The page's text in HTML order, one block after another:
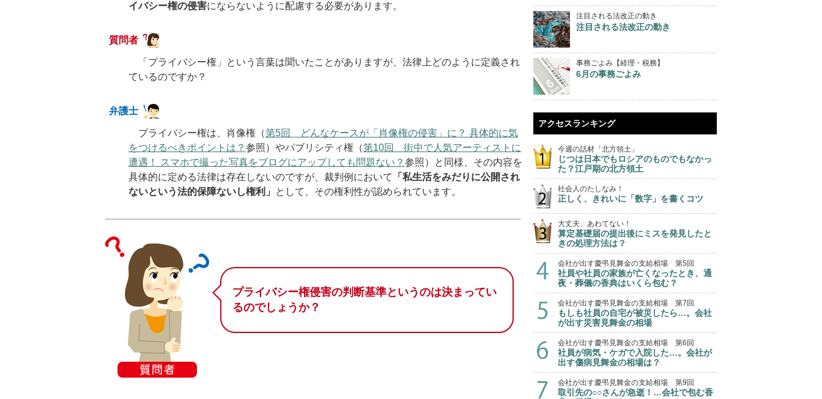
イバシー権の侵害にならないように配慮する必要があります。
質問者
「プライバシー権」という言葉は聞いたことがありますが、法律上どのように定義され
ているのですか？
弁護士
プライバシー権は、肖像権（第5回 どんなケースが「肖像権の侵害」に？ 具体的に気
をつけるべきポイントは？ 参照）やパブリシティ権（第10回 街中で人気アーティストに
遭遇！ スマホで撮った写真をブログにアップしても問題ない？ 参照）と同様、その内容を
具体的に定める法律は存在しないのですが、裁判例において
「私生活をみだりに公開され
ないという法的保障ないし権利」
として、その権利性が認められています。
プライバシー権侵害の判断基準というのは決まってい
るのでしょうか？
注目される法改正の動き
注目される法改正の動き
事務ごよみ【経理・税務】
6月の事務ごよみ
アクセスランキング
今週の話材「北方領土」
じつは日本でもロシアのものでもなかっ
た？江戸期の北方領土
社会人のたしなみ！
正しく、きれいに「数字」を書くコツ
大丈夫、あわてない！
算定基礎届の提出後にミスを発見したと
きの処理方法は？
会社が出す慶弔見舞金の支給相場 第5回
社員や社員の家族が亡くなったとき、通
夜・葬儀の香典はいくら包む？
会社が出す慶弔見舞金の支給相場 第7回
もしも社員の自宅が被災したら…。会社
が出す災害見舞金の相場
会社が出す慶弔見舞金の支給相場 第6回
社員が病気・ケガで入院した…。会社が
出す傷病見舞金の相場は？
会社が出す慶弔見舞金の支給相場 第9回
取引先の○○さんが急逝！…会社で包む香